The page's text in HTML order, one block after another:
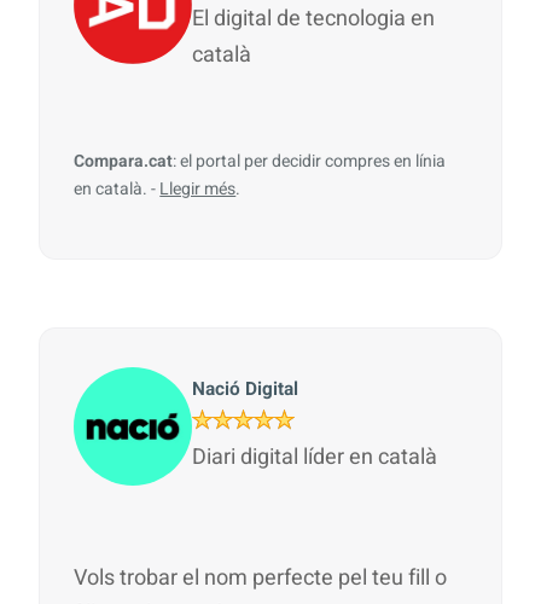
Compara.cat: el portal per decidir compres en línia
en català. -Llegir més.
El digital de tecnologia en
català
Vols trobar el nom perfecte pel teu fill o
Nació Digital
Diari digital líder en català